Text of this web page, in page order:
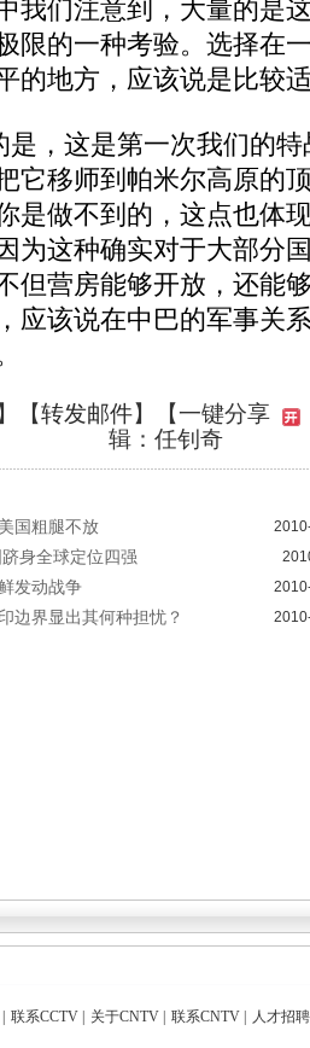
我们注意到，大量的是
限的一种考验。选择在
的地方，应该说是比较
，这是第一次我们的特
它移师到帕米尔高原的
是做不到的，这点也体
为这种确实对于大部分
但营房能够开放，还能
应该说在中巴的军事关
【转发邮件】
【一键分享
辑：任钊奇
国粗腿不放
身全球定位四强
发动战争
边界显出其何种担忧？
| 联系CCTV | 关于CNTV | 联系CNTV | 人才招聘